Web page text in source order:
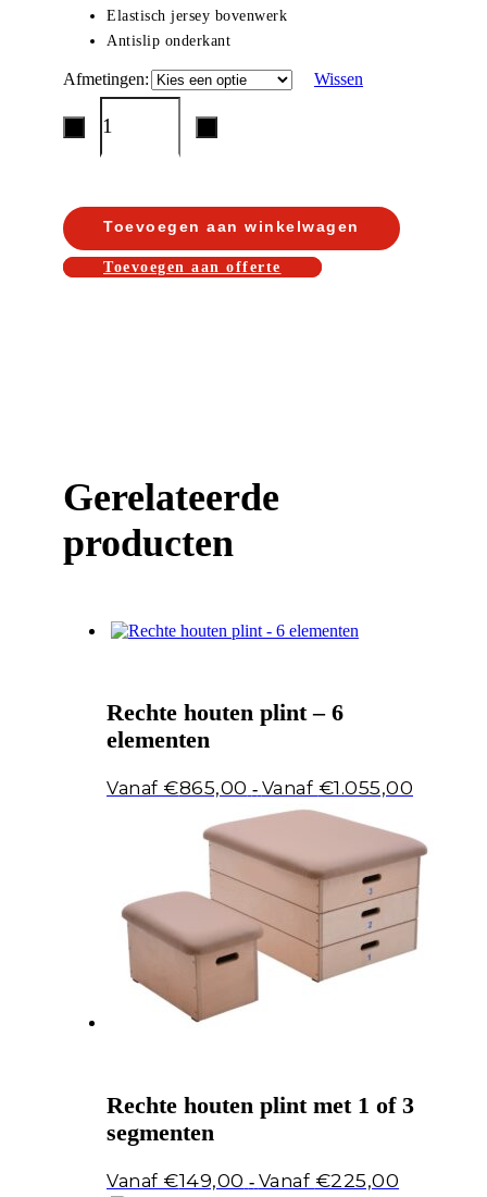
Elastisch jersey bovenwerk
Antislip onderkant
Afmetingen Wissen
Toevoegen aan winkelwagen
Toevoegen aan offerte
Gerelateerde
producten
Rechte houten plint – 6
elementen
€865,00 - €1.055,00
€1.055,00
Rechte houten plint met 1 of 3
segmenten
€149,00 - €225,00